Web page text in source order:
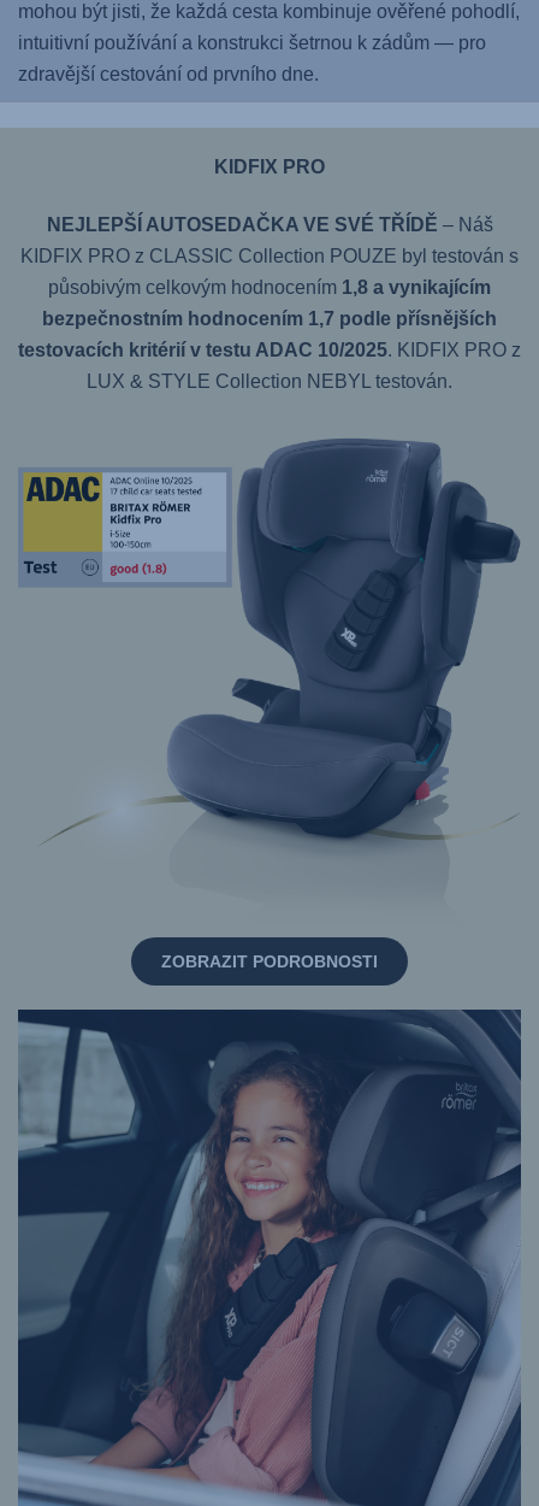
mohou být jisti, že každá cesta kombinuje ověřené pohodlí,
intuitivní používání a konstrukci šetrnou k zádům — pro
zdravější cestování od prvního dne.
KIDFIX PRO
NEJLEPŠÍ AUTOSEDAČKA VE SVÉ TŘÍDĚ – Náš
KIDFIX PRO z CLASSIC Collection POUZE byl testován s
působivým celkovým hodnocením 1,8 a vynikajícím
bezpečnostním hodnocením 1,7 podle přísnějších
testovacích kritérií v testu ADAC 10/2025. KIDFIX PRO z
LUX & STYLE Collection NEBYL testován.
ZOBRAZIT PODROBNOSTI